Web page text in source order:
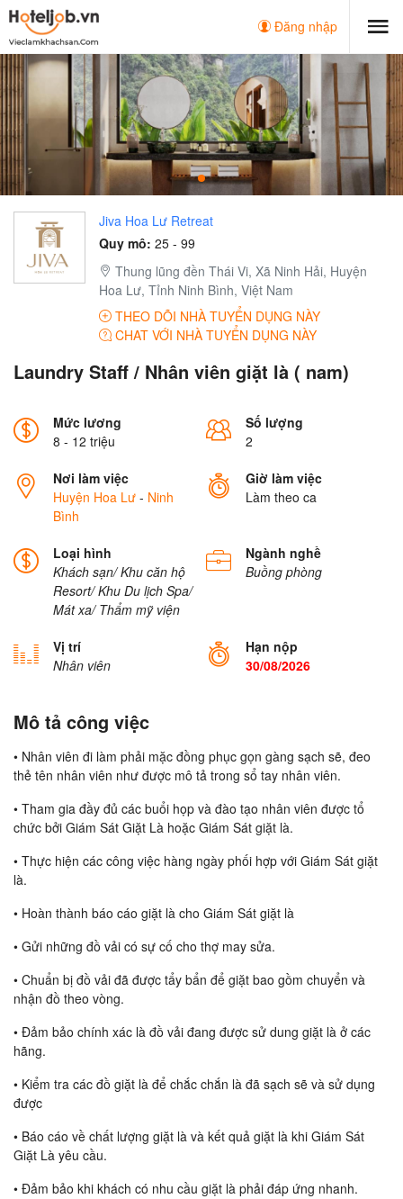
Đăng nhập
Jiva Hoa Lư Retreat
Quy mô: 25 - 99
Thung lũng đền Thái Vi, Xã Ninh Hải, Huyện
Hoa Lư, Tỉnh Ninh Bình, Việt Nam
THEO DÕI NHÀ TUYỂN DỤNG NÀY
CHAT VỚI NHÀ TUYỂN DỤNG NÀY
Laundry Staff / Nhân viên giặt là ( nam)
Mức lương
8 - 12 triệu
Số lượng
2
Nơi làm việc
Huyện Hoa Lư - Ninh
Bình
Giờ làm việc
Làm theo ca
Loại hình
Khách sạn/ Khu căn hộ
Resort/ Khu Du lịch Spa/
Mát xa/ Thẩm mỹ viện
Ngành nghề
Buồng phòng
Vị trí
Nhân viên
Hạn nộp
30/08/2026
Mô tả công việc
• Nhân viên đi làm phải mặc đồng phục gọn gàng sạch sẽ, đeo
thẻ tên nhân viên như được mô tả trong sổ tay nhân viên.
• Tham gia đầy đủ các buổi họp và đào tạo nhân viên được tổ
chức bởi Giám Sát Giặt Là hoặc Giám Sát giặt là.
• Thực hiện các công việc hàng ngày phối hợp với Giám Sát giặt
là.
• Hoàn thành báo cáo giặt là cho Giám Sát giặt là
• Gửi những đồ vải có sự cố cho thợ may sửa.
• Chuẩn bị đồ vải đã được tẩy bẩn để giặt bao gồm chuyển và
nhận đồ theo vòng.
• Đảm bảo chính xác là đồ vải đang được sử dung giặt là ở các
hãng.
• Kiểm tra các đồ giặt là để chắc chắn là đã sạch sẽ và sử dụng
được
• Báo cáo về chất lượng giặt là và kết quả giặt là khi Giám Sát
Giặt Là yêu cầu.
• Đảm bảo khi khách có nhu cầu giặt là phải đáp ứng nhanh.